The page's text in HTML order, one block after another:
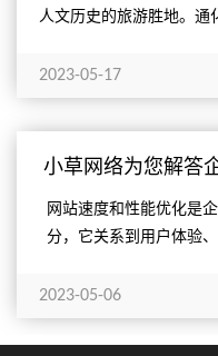
人文历史的旅游胜地。通
2023-05-17
小草网络为您解答
有哪
网站速度和性能优化是
分，它关系到用户体验
2023-05-06